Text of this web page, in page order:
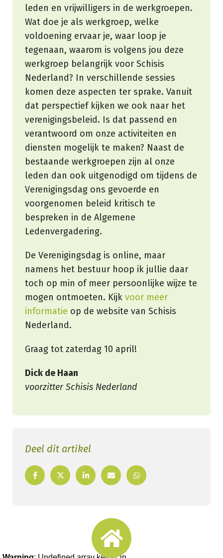
leden en vrijwilligers in de werkgroepen.
Wat doe je als werkgroep, welke
voldoening ervaar je, waar loop je
tegenaan, waarom is volgens jou deze
werkgroep belangrijk voor Schisis
Nederland? In verschillende sessies
komen deze aspecten ter sprake. Vanuit
dat perspectief kijken we ook naar het
verenigingsbeleid. Is dat passend en
verantwoord om onze activiteiten en
diensten mogelijk te maken? Naast de
bestaande werkgroepen zijn al onze
leden dan ook uitgenodigd om tijdens de
Verenigingsdag ons gevoerde en
voorgenomen beleid kritisch te
bespreken in de Algemene
Ledenvergadering.
De Verenigingsdag is online, maar
namens het bestuur hoop ik jullie daar
toch op min of meer persoonlijke wijze te
mogen ontmoeten. Kijk voor meer
informatie op de website van Schisis
Nederland.
Graag tot zaterdag 10 april!
Dick de Haan
voorzitter Schisis Nederland
Deel dit artikel